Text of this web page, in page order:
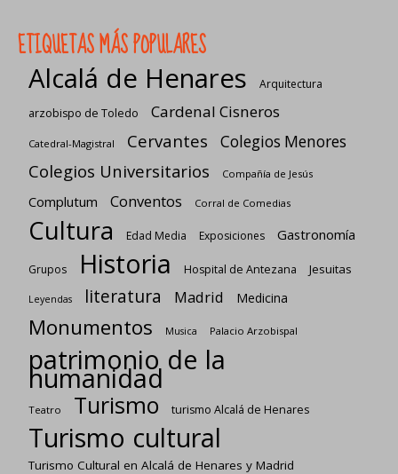
ETIQUETAS MÁS POPULARES
Alcalá de Henares
Arquitectura
arzobispo de Toledo
Cardenal Cisneros
Catedral-Magistral Cervantes Colegios Menores
Colegios Universitarios Compañía de Jesús
Complutum Conventos Corral de Comedias
Cultura Edad Media Exposiciones Gastronomía
Grupos Historia Hospital de Antezana Jesuitas
Leyendas literatura Madrid Medicina
Monumentos Musica Palacio Arzobispal
patrimonio de la
humanidad
Teatro Turismo turismo Alcalá de Henares
Turismo cultural
Turismo Cultural en Alcalá de Henares y Madrid